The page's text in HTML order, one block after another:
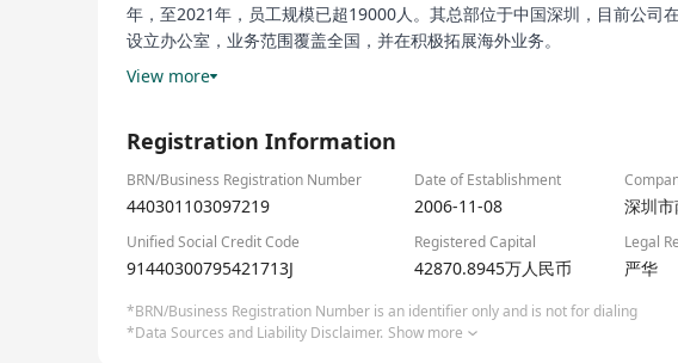
年，至2021年，员工规模已超19000人。其总部位于中国深圳，目前公
设立办公室，业务范围覆盖全国，并在积极拓展海外业务。
技术能力。同时，法本信息基于客户的实际业务的应用场景做深入研究，
法本信息客户遍布金融、互联网、通信、物流、航空、房地产、制造业等
View more
Registration Information
BRN/Business Registration Number Date of Establishment
440301103097219 2006-11-08 深圳
Unified Social Credit Code Registered Capital Legal
91440300795421713J 42870.8945万人民币 严华
*BRN/Business Registration Number is an identifier only and is not for dialing
*Data Sources and Liability Disclaimer. Show more